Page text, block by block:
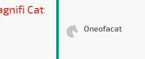
Cat
Oneofacat